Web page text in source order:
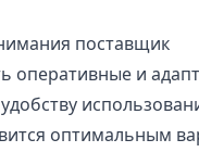
поставщик
оперативные и
оптимальным